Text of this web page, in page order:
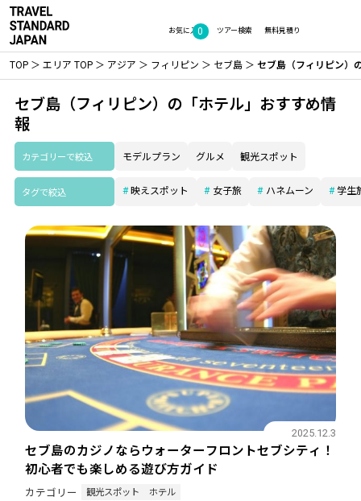
お気に入り
0 無料見積り
ツアー検索
TOP エリア TOP アジア フィリピン セブ島 セブ島（フィリピン）
セブ島（フィリピン）の「ホテル」おすすめ情
報
カテゴリーで絞込 モデルプラン グルメ 観光スポット
タグで絞込 映えスポット 女子旅 ハネムーン 学生
セブ島のカジノならウォーターフロントセブシティ！
初心者でも楽しめる遊び方ガイド
2025.12.3
カテゴリー 観光スポット ホテル